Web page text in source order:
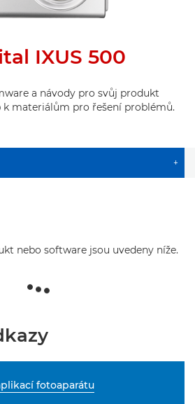
IXUS 500
a návody pro svůj produkt
k materiálům pro řešení problémů.
+
nebo software jsou uvedeny níže.
fotoaparátu